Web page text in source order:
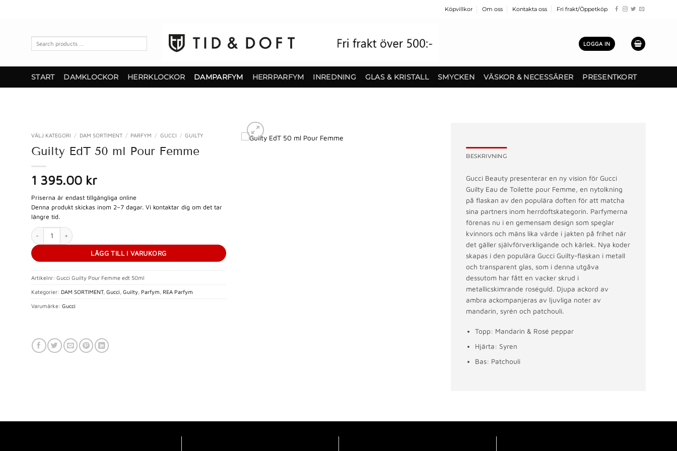
Köpvillkor Om oss Kontakta oss Fri frakt/Öppetköp
LOGGA IN
START DAMKLOCKOR HERRKLOCKOR DAMPARFYM HERRPARFYM INREDNING GLAS & KRISTALL SMYCKEN VÄSKOR & NECESSÄRER PRESENTKORT
VÄLJ KATEGORI / DAM SORTIMENT / PARFYM / GUCCI / GUILTY
Guilty EdT 50 ml Pour Femme
1 395.00 kr
Priserna är endast tillgängliga online
Denna produkt skickas inom 2–7 dagar. Vi kontaktar dig om det tar
längre tid.
Guilty EdT 50 ml Pour Femme mängd
LÄGG TILL I VARUKORG
Artikelnr: Gucci Guilty Pour Femme edt 50ml
Kategorier: DAM SORTIMENT, Gucci Guilty Parfym REA Parfym
Varumärke: Gucci
BESKRIVNING
Gucci Beauty presenterar en ny vision för Gucci
Guilty Eau de Toilette pour Femme, en nytolkning
på flaskan av den populära doften för att matcha
sina partners inom herrdoftskategorin. Parfymerna
förenas nu i en gemensam design som speglar
kvinnors och mäns lika värde i jakten på frihet när
det gäller självförverkligande och kärlek. Nya koder
skapas i den populära Gucci Guilty-flaskan i metall
och transparent glas, som i denna utgåva
dessutom har fått en vacker skrud i
metallicskimrande roséguld. Djupa ackord av
ambra ackompanjeras av ljuvliga noter av
mandarin, syrén och patchouli.
Topp: Mandarin & Rosé peppar
Hjärta: Syren
Bas: Patchouli